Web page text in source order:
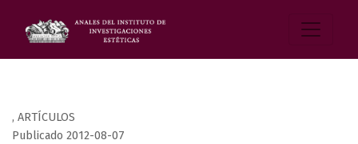
, ARTÍCULOS
Publicado 2012-08-07